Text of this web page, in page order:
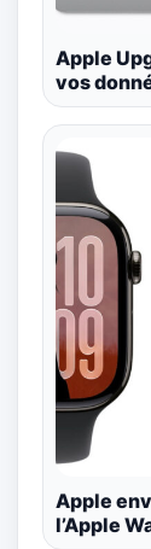
Apple
vos
Apple
l’Apple